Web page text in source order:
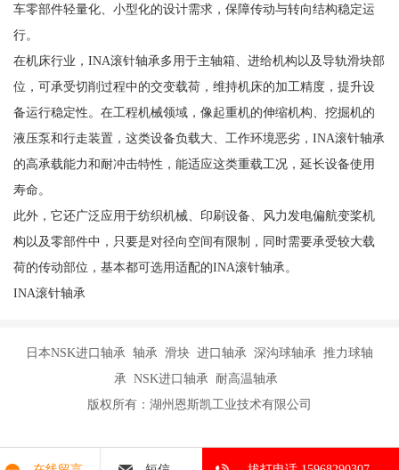
车零部件轻量化、小型化的设计需求，保障传动与转向结构稳定运
行。
在机床行业，INA滚针轴承多用于主轴箱、进给机构以及导轨滑块部
位，可承受切削过程中的交变载荷，维持机床的加工精度，提升设
备运行稳定性。在工程机械领域，像起重机的伸缩机构、挖掘机的
液压泵和行走装置，这类设备负载大、工作环境恶劣，INA滚针轴承
的高承载能力和耐冲击特性，能适应这类重载工况，延长设备使用
寿命。
此外，它还广泛应用于纺织机械、印刷设备、风力发电偏航变桨机
构以及零部件中，只要是对径向空间有限制，同时需要承受较大载
荷的传动部位，基本都可选用适配的INA滚针轴承。
INA滚针轴承
日本NSK进口轴承 轴承 滑块 进口轴承 深沟球轴承 推力球轴
承 NSK进口轴承 耐高温轴承
版权所有：湖州恩斯凯工业技术有限公司